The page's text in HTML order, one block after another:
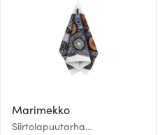
Marimekko
Siirtolapuutarha